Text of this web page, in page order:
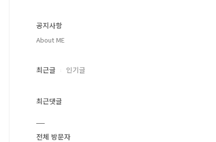
공지사항
About ME
최근글 인기글
최근댓글
전체 방문자